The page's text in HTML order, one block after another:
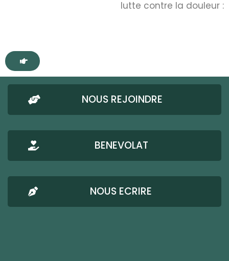
lutte contre la douleur :
NOUS REJOINDRE
BENEVOLAT
NOUS ECRIRE